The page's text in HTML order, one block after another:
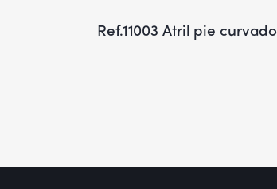
Ref.11003 Atril pie curvado